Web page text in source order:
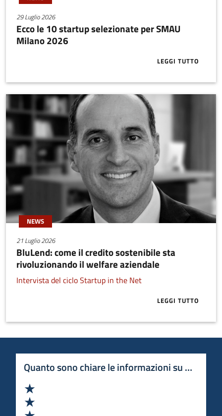
29 Luglio 2026
Ecco le 10 startup selezionate per SMAU
Milano 2026
LEGGI TUTTO
ABOUT
NEWS
21 Luglio 2026
BluLend: come il credito sostenibile sta
rivoluzionando il welfare aziendale
Intervista del ciclo Startup in the Net
LEGGI TUTTO
ABOUT
Quanto sono chiare le informazioni su questa